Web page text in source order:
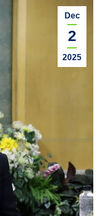
Dec
2
2025